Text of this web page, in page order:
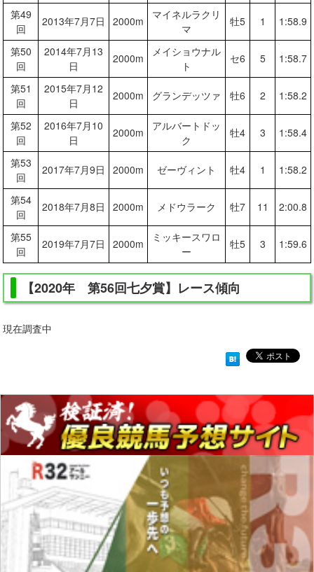
第49
回
2013年7月7日 2000m
マイネルラクリ
マ
牡5 1 1:58.9
第50
回
2014年7月13
日
2000m
メイショウナル
ト
セ6 5 1:58.7
第51
回
2015年7月12
日
2000m グランデッツァ 牡6 2 1:58.2
第52
回
2016年7月10
日
2000m
アルバートドッ
ク
牡4 3 1:58.4
第53
回
2017年7月9日 2000m ゼーヴィント 牡4 1 1:58.2
第54
回
2018年7月8日 2000m メドウラーク 牡7 11 2:00.8
第55
回
2019年7月7日 2000m
ミッキースワロ
ー
牡5 3 1:59.6
【2020年 第56回七夕賞】レース傾向
現在調査中